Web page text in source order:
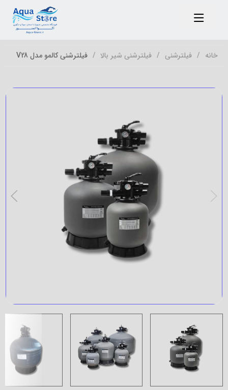
خانه فیلترشنی فیلترشنی شیر بالا فیلترشنی کالمو مدل V28